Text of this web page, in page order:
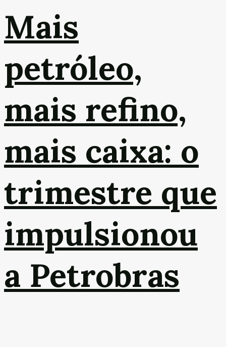
Mais
petróleo,
mais refino,
mais caixa: o
trimestre que
impulsionou
a Petrobras